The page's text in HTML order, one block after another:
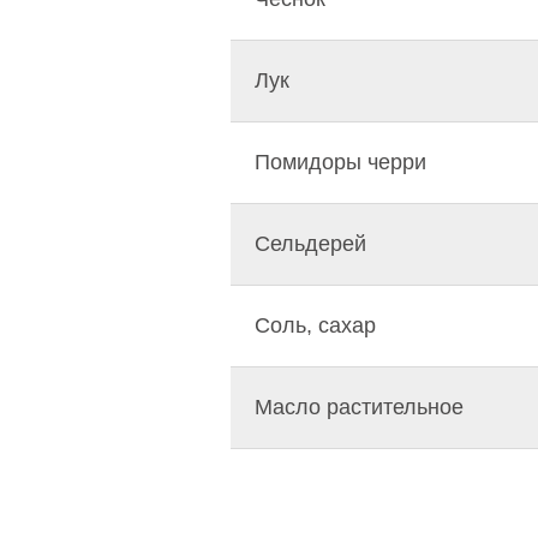
Лук
Помидоры черри
Сельдерей
Соль, сахар
Масло растительное